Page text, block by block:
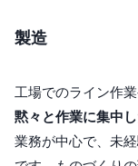
製造
工場でのライン作
黙々と作業に集中
業務が中心で、未